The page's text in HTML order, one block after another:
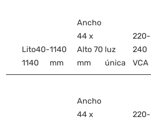
Lito40-
1140
1140
mm
Ancho
44 x
Alto 70
mm
luz
única
220-
240
VCA
Ancho
44 x
220-